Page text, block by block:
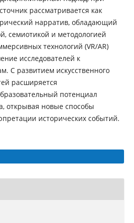
рассматривается как
нарратив, обладающий
семиотикой и методологией
технологий (VR/AR)
исследователей к
С развитием искусственного
расширяется
потенциал
открывая новые способы
исторических событий.